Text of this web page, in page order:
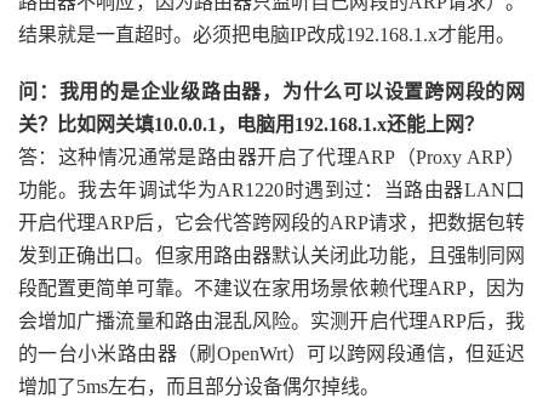
结果就是一直超时。必须把电脑IP改成192.168.1.x才能用。
问：我用的是企业级路由器，为什么可以设置跨网段的网
关？比如网关填10.0.0.1，电脑用192.168.1.x还能上网？
答：这种情况通常是路由器开启了代理ARP（Proxy ARP）
功能。我去年调试华为AR1220时遇到过：当路由器LAN口
开启代理ARP后，它会代答跨网段的ARP请求，把数据包转
发到正确出口。但家用路由器默认关闭此功能，且强制同网
段配置更简单可靠。不建议在家用场景依赖代理ARP，因为
会增加广播流量和路由混乱风险。实测开启代理ARP后，我
的一台小米路由器（刷OpenWrt）可以跨网段通信，但延迟
增加了5ms左右，而且部分设备偶尔掉线。